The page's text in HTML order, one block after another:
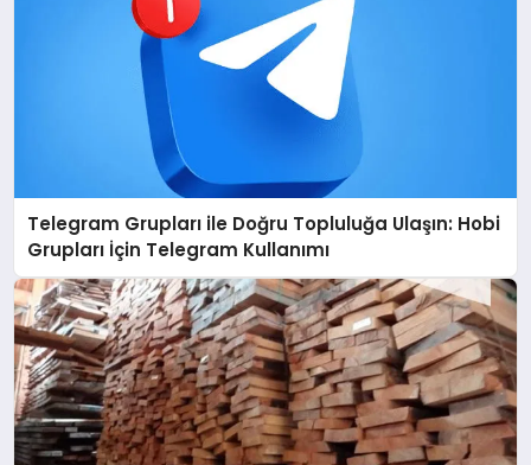
Telegram Grupları ile Doğru Topluluğa Ulaşın: Hobi
Grupları İçin Telegram Kullanımı